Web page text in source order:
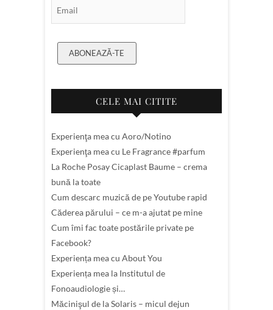
ABONEAZĂ-TE
CELE MAI CITITE
Experienţa mea cu Aoro/Notino
Experienţa mea cu Le Fragrance #parfum
La Roche Posay Cicaplast Baume – crema
bună la toate
Cum descarc muzică de pe Youtube rapid
Căderea părului – ce m-a ajutat pe mine
Cum îmi fac toate postările private pe
Facebook?
Experiența mea cu About You
Experiența mea la Institutul de
Fonoaudiologie și…
Măcinişul de la Solaris – micul dejun